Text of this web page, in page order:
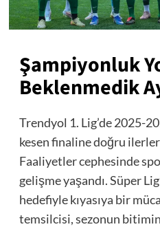
Şampiyonluk
Beklenmedik
Trendyol 1. Lig’de 2025-
kesen finaline doğru
Faaliyetler cephesinde
gelişme yaşandı. Süper
hedefiyle kıyasıya bir
temsilcisi, sezonun